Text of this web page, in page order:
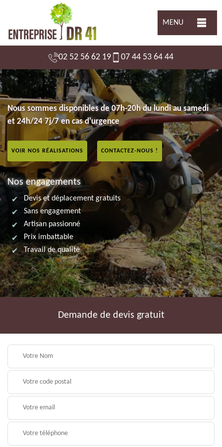
MENU
02 52 56 62 19 07 44 53 64 44
Nous sommes disponibles de 07h-20h du lundi au samedi
et 24h/24 7j/7 en cas d'urgence
VOIR NOS RÉALISATIONS CONTACTEZ-NOUS !
Nos engagements
Devis et déplacement gratuits
Sans engagement
Artisan passionné
Prix imbattable
Travail de qualité
Demande de devis gratuit